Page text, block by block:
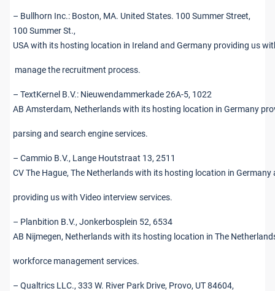
– Bullhorn Inc.: Boston, MA. United States. 100 Summer Street,
100 Summer St.,
USA with its hosting location in Ireland and Germany providing us
manage the recruitment process.
– TextKernel B.V.: Nieuwendammerkade 26A-5, 1022
AB Amsterdam, Netherlands with its hosting location in Germany
parsing and search engine services.
– Cammio B.V., Lange Houtstraat 13, 2511
CV The Hague, The Netherlands with its hosting location in
providing us with Video interview services.
– Planbition B.V., Jonkerbosplein 52, 6534
AB Nijmegen, Netherlands with its hosting location in The
workforce management services.
– Qualtrics LLC., 333 W. River Park Drive, Provo, UT 84604,